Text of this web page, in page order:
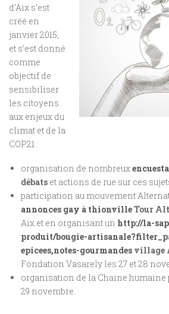
d’Aix s’est
créé en
janvier 2015,
et s’est donné
comme
objectif de
sensibiliser
les citoyens
aux enjeux du
climat et de la
COP21 :
organisation de nombreux
débats et actions de rue sur ces
participation au mouvement
annonces gay à thionvilleTour
Aix et en organisant un http://la-
produit/bougie-
epicees,notes-gourmandes village
Fondation Vasarely les 27 et 28
organisation de la Chaine humaine
29 novembre.